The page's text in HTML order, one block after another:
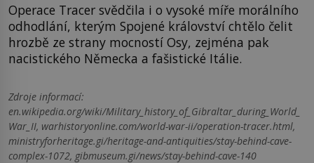
Operace Tracer svědčila i o vysoké míře morálního
odhodlání, kterým Spojené království chtělo čelit
hrozbě ze strany mocností Osy, zejména pak
nacistického Německa a fašistické Itálie.
Zdroje informací:
en.wikipedia.org/wiki/Military_history_of_Gibraltar_during_World_
War_II, warhistoryonline.com/world-war-ii/operation-tracer.html,
ministryforheritage.gi/heritage-and-antiquities/stay-behind-cave-
complex-1072, gibmuseum.gi/news/stay-behind-cave-140